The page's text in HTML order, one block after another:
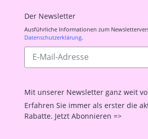
Der Newsletter
Ausführliche Informationen zum
Datenschutzerklärung.
Abonnieren
unsere
Mit unserer Newsletter ganz weit
Erfahren Sie immer als erster die
Rabatte. Jetzt Abonnieren =>